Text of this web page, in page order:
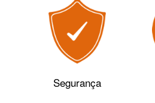
Segurança